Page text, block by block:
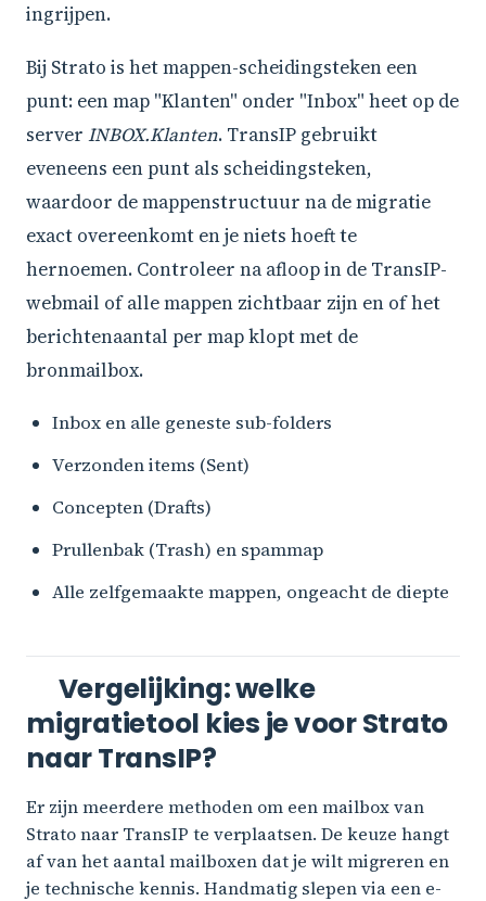
ingrijpen.
Bij Strato is het mappen-scheidingsteken een
punt: een map "Klanten" onder "Inbox" heet op de
server INBOX.Klanten. TransIP gebruikt
eveneens een punt als scheidingsteken,
waardoor de mappenstructuur na de migratie
exact overeenkomt en je niets hoeft te
hernoemen. Controleer na afloop in de TransIP-
webmail of alle mappen zichtbaar zijn en of het
berichtenaantal per map klopt met de
bronmailbox.
Inbox en alle geneste sub-folders
Verzonden items (Sent)
Concepten (Drafts)
Prullenbak (Trash) en spammap
Alle zelfgemaakte mappen, ongeacht de diepte
Vergelijking: welke
migratietool kies je voor Strato
naar TransIP?
Er zijn meerdere methoden om een mailbox van
Strato naar TransIP te verplaatsen. De keuze hangt
af van het aantal mailboxen dat je wilt migreren en
je technische kennis. Handmatig slepen via een e-